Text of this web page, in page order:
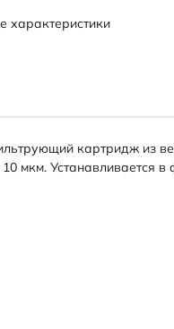
характеристики
картридж из
Устанавливается